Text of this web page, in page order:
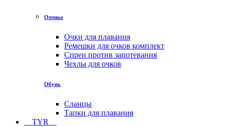
Оптика
Очки для плавания
Ремешки для очков комплект
Спреи против запотевания
Чехлы для очков
Обувь
Сланцы
Тапки для плавания
TYR